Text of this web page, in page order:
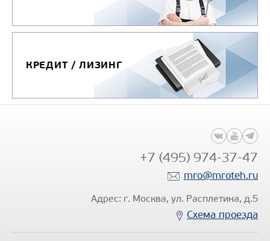
КРЕДИТ / ЛИЗИНГ
+7 (495) 974-37-47
mro@mroteh.ru
Адрес: г. Москва, ул. Расплетина, д.5
Схема проезда